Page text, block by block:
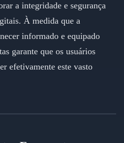
a integridade e segurança
À medida que a
informado e equipado
garante que os usuários
efetivamente este vasto